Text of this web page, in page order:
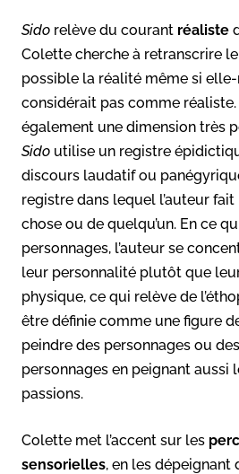
Sido relève du courant réaliste
Colette cherche à retranscrire
possible la réalité même si
considérait pas comme
également une dimension très
Sido utilise un registre
discours laudatif ou
registre dans lequel l’auteur fait
chose ou de quelqu’un. En ce
personnages, l’auteur se
leur personnalité plutôt que
physique, ce qui relève de
être définie comme une figure
peindre des personnages ou
personnages en peignant
passions.
Colette met l’accent sur les
sensorielles, en les dépeignant